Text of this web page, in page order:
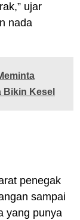
ujar
nada
Bikin Kesel
penegak
sampai
yang punya